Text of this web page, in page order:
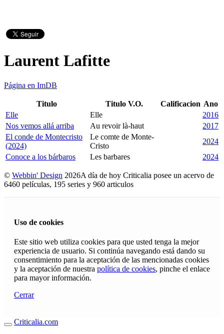
Laurent Lafitte
Página en ImDB
Titulo Titulo V.O. Calificacion Ano
Elle
Elle
2016
Nos vemos allá arriba
Au revoir là-haut
2017
El conde de Montecristo
(2024)
Le comte de Monte-
Cristo
2024
Conoce a los bárbaros
Les barbares 2024
© Webbin' Design 2026A día de hoy Criticalia posee un acervo de
6460 películas, 195 series y 960 articulos
Uso de cookies
Este sitio web utiliza cookies para que usted tenga la mejor
experiencia de usuario. Si continúa navegando está dando su
consentimiento para la aceptación de las mencionadas cookies
y la aceptación de nuestra política de cookies, pinche el enlace
para mayor información.
Cerrar
Criticalia.com